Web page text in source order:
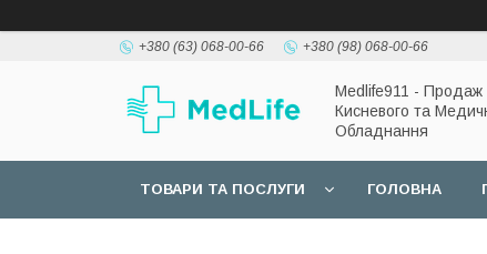
+380 (63) 068-00-66 +380 (98) 068-00-66
Medlife911 - Продаж
Кисневого та
Обладнання
ТОВАРИ ТА ПОСЛУГИ ГОЛОВНА